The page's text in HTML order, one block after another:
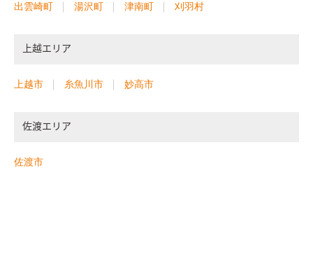
出雲崎町
湯沢町 津南町 刈羽村
上越エリア
上越市 糸魚川市 妙高市
佐渡エリア
佐渡市